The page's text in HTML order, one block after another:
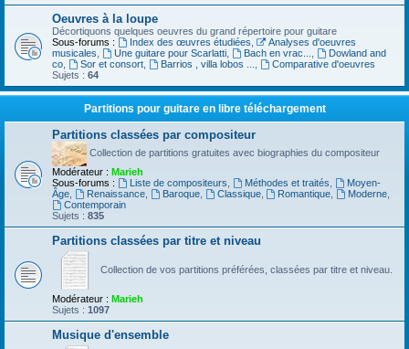
Oeuvres à la loupe
Décortiquons quelques oeuvres du grand répertoire pour guitare
Sous-forums :
Index des œuvres étudiées
Analyses d'oeuvres
musicales
Une guitare pour Scarlatti, Bach en vrac...
Dowland and
co
Sor et consort, Barrios , villa lobos ...
Comparative d'oeuvres
Sujets : 64
Partitions pour guitare en libre téléchargement
Partitions classées par compositeur
Collection de partitions gratuites avec biographies du compositeur
Modérateur : Marieh
Sous-forums :
Liste de compositeurs Méthodes et traités
Moyen-
Âge
Renaissance, Baroque, Classique, Romantique Moderne
Contemporain
Sujets : 835
Partitions classées par titre et niveau
Collection de vos partitions préférées, classées par titre et niveau.
Modérateur : Marieh
Sujets : 1097
Musique d'ensemble